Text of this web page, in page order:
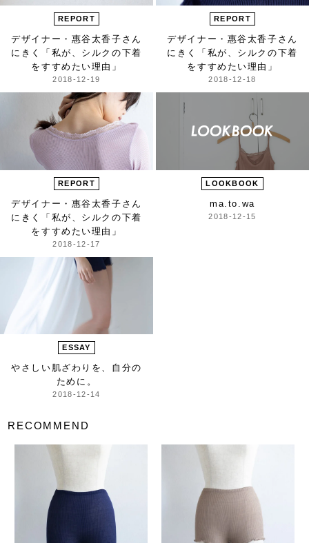
REPORT
デザイナー・惠谷太香子さん
にきく
「私が、シルクの下着
をすすめたい理由」
2018-12-19
REPORT
デザイナー・惠谷太香子さん
にきく
「私が、シルクの下着
をすすめたい理由」
2018-12-18
REPORT
デザイナー・惠谷太香子さん
にきく
「私が、シルクの下着
をすすめたい理由」
2018-12-17
LOOKBOOK
ma.to.wa
2018-12-15
ESSAY
やさしい肌ざわりを、自分の
ために。
2018-12-14
RECOMMEND